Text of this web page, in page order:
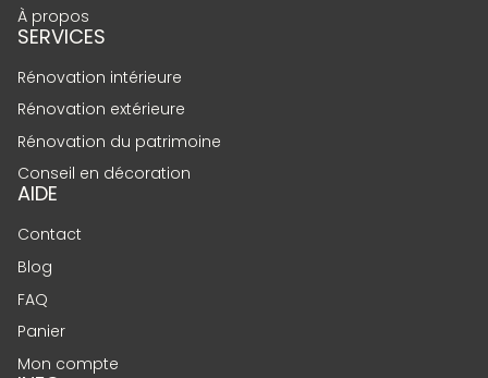
À propos
SERVICES
Rénovation intérieure
Rénovation extérieure
Rénovation du patrimoine
Conseil en décoration
AIDE
Contact
Blog
FAQ
Panier
Mon compte